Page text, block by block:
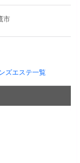
市
ズエステ一覧